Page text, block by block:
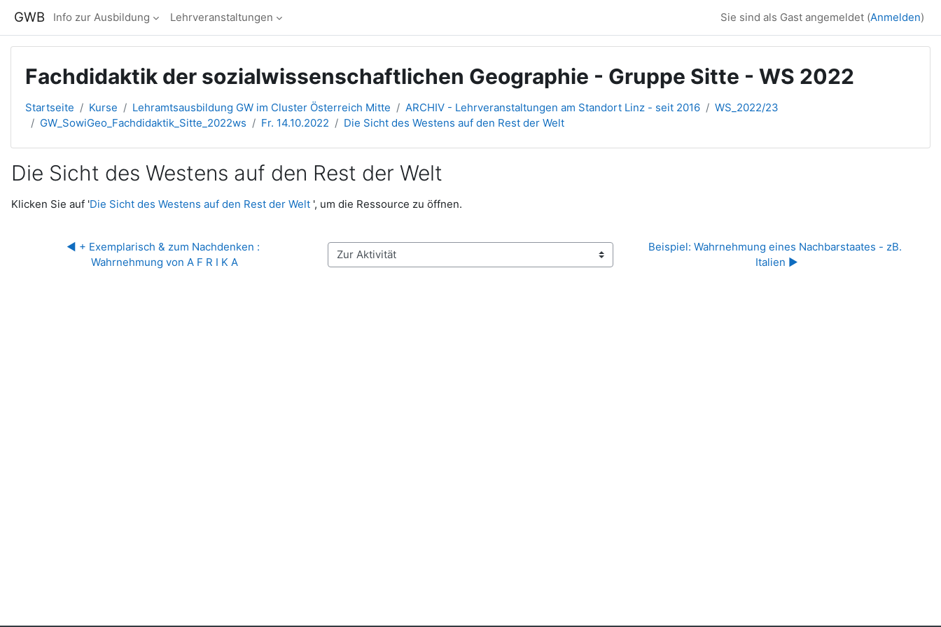
GWB Info zur Ausbildung Lehrveranstaltungen Sie sind als Gast angemeldet (Anmelden)
Fachdidaktik der sozialwissenschaftlichen Geographie - Gruppe Sitte - WS 2022
Startseite Kurse Lehramtsausbildung GW im Cluster Österreich Mitte ARCHIV - Lehrveranstaltungen am Standort Linz - seit 2016
WS_2022/23
GW_SowiGeo_Fachdidaktik_Sitte_2022ws
Fr. 14.10.2022 Die Sicht des Westens auf den Rest der Welt
Die Sicht des Westens auf den Rest der Welt
Abschlussbedingungen
Klicken Sie auf 'Die Sicht des Westens auf den Rest der Welt ', um die Ressource zu öffnen.
◀︎ + Exemplarisch & zum Nachdenken :
Wahrnehmung von A F R I K A
Zur Aktivität
Beispiel: Wahrnehmung eines Nachbarstaates - zB.
Italien ▶︎